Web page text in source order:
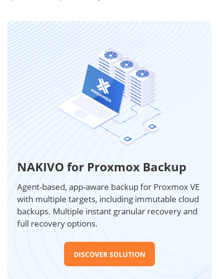
NAKIVO for Proxmox Backup
Agent-based, app-aware backup for Proxmox VE
with multiple targets, including immutable cloud
backups. Multiple instant granular recovery and
full recovery options.
DISCOVER SOLUTION